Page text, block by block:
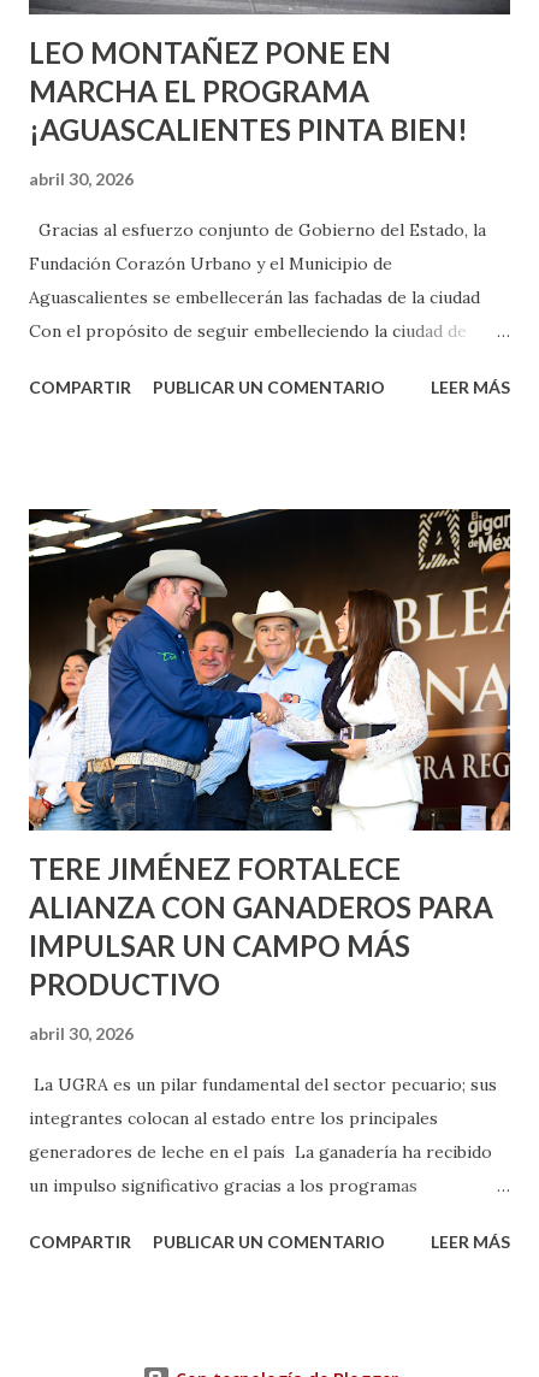
LEO MONTAÑEZ PONE EN
MARCHA EL PROGRAMA
¡AGUASCALIENTES PINTA BIEN!
abril 30, 2026
Gracias al esfuerzo conjunto de Gobierno del Estado, la
Fundación Corazón Urbano y el Municipio de
Aguascalientes se embellecerán las fachadas de la ciudad
Con el propósito de seguir embelleciendo la ciudad de
municipal, Leo Montañez dio inicio al programa
Corazón Urbano y el Municipio capital. Leo Montañez
informó que en este programa se usarán cerca de 90 mil
metros cuadrados de pintura, para dar inicio en la calle
Nieto, entre Jesús F. Elizondo y la calle 22 de Octubre, con
lo que se aplicará pintura en 66 casas. Posteriormente se
llevará este programa a Villas de Nuestra Señora de la
Asunción, Avenida Alameda y Decreto 27 de Septiembre, en
los edificios FOVISSSTE Ojo de Agua, en la comunidad
Norias de Paso Hondo y en los edificios de...
COMPARTIR PUBLICAR UN COMENTARIO LEER MÁS
TERE JIMÉNEZ FORTALECE
ALIANZA CON GANADEROS PARA
IMPULSAR UN CAMPO MÁS
PRODUCTIVO
abril 30, 2026
La UGRA es un pilar fundamental del sector pecuario; sus
integrantes colocan al estado entre los principales
generadores de leche en el país La ganadería ha recibido
un impulso significativo gracias a los programas
muestra de su respaldo firme y decidido al campo, la
COMPARTIR PUBLICAR UN COMENTARIO LEER MÁS